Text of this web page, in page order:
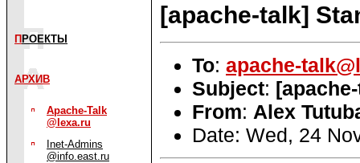
П РОЕКТЫ
АРХИВ
Apache-Talk
@lexa.ru
Inet-Admins
@info.east.ru
[apache-talk]
To: apache-
Subject:
From: Alex
Date: Wed, 24